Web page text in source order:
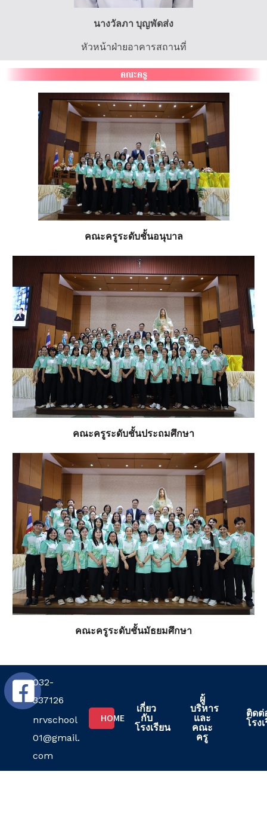
นางวัลภา บุญพัดส่ง
หัวหน้าฝ่ายอาคารสถานที่
คณะครูระดับชั้นอนุบาล
คณะครูระดับชั้นประถมศึกษา
คณะครูระดับชั้นมัธยมศึกษา
032-
337126
nrvschool
01@gmail.
com
HOME
เกี่ยว
กับ
โรงเรียน
ผู้
บริหาร
และ
คณะ
ครู
ติดต่
โรง